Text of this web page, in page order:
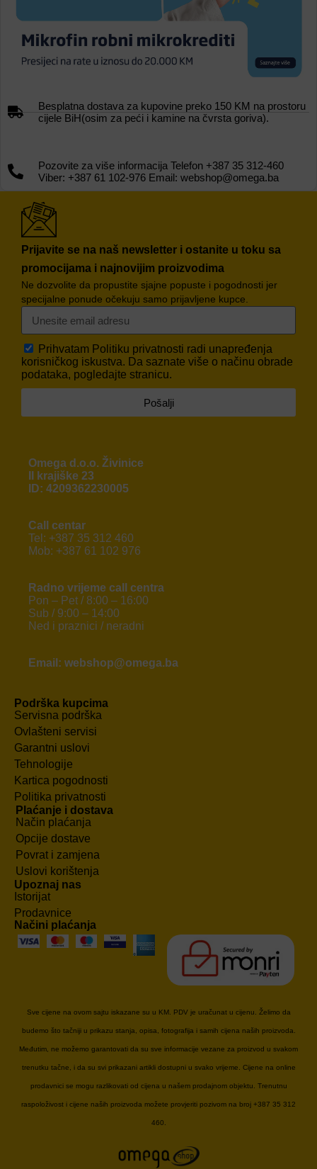
Besplatna dostava za kupovine preko 150 KM na prostoru
cijele BiH(osim za peći i kamine na čvrsta goriva).
Pozovite za više informacija Telefon +387 35 312-460
Viber: +387 61 102-976 Email: webshop@omega.ba
Prijavite se na naš newsletter i ostanite u toku sa
promocijama i najnovijim proizvodima
Ne dozvolite da propustite sjajne popuste i pogodnosti jer
specijalne ponude očekuju samo prijavljene kupce.
Prihvatam Politiku privatnosti radi unapređenja
korisničkog iskustva. Da saznate više o načinu obrade
podataka, pogledajte stranicu.
Pošalji
Omega d.o.o. Živinice
II krajiške 23
ID: 4209362230005
Call centar
Tel: +387 35 312 460
Mob: +387 61 102 976
Radno vrijeme call centra
Pon – Pet / 8:00 – 16:00
Sub / 9:00 – 14:00
Ned i praznici / neradni
Email: webshop@omega.ba
Podrška kupcima
Servisna podrška
Ovlašteni servisi
Garantni uslovi
Tehnologije
Kartica pogodnosti
Politika privatnosti
Plaćanje i dostava
Način plaćanja
Opcije dostave
Povrat i zamjena
Uslovi korištenja
Upoznaj nas
Istorijat
Prodavnice
Načini plaćanja
Sve cijene na ovom sajtu iskazane su u KM. PDV je uračunat u cijenu. Želimo da
budemo što tačniji u prikazu stanja, opisa, fotografija i samih cijena naših proizvoda.
Međutim, ne možemo garantovati da su sve informacije vezane za proizvod u svakom
trenutku tačne, i da su svi prikazani artikli dostupni u svako vrijeme. Cijene na online
prodavnici se mogu razlikovati od cijena u našem prodajnom objektu. Trenutnu
raspoloživost i cijene naših proizvoda možete provjeriti pozivom na broj +387 35 312
460.